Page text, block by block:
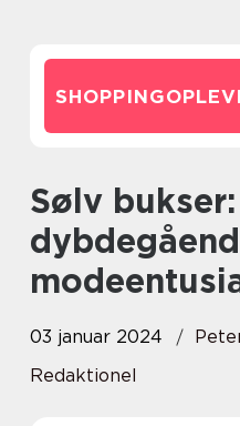
Sølv bukser: En
03 januar 2024
Redaktionel